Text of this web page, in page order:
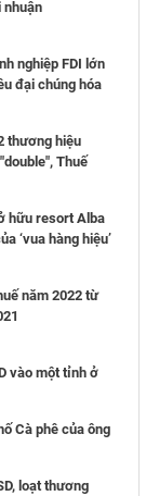
nhuận
nghiệp FDI lớn
đại chúng hóa
thương hiệu
Thuế
hữu resort Alba
‘vua hàng hiệu’
năm 2022 từ
vào một tỉnh ở
Cà phê của ông
loạt thương